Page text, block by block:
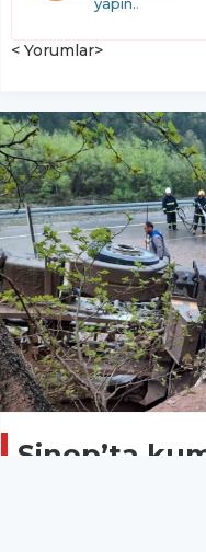
yapın..
< Yorumlar>
Sinop’ta